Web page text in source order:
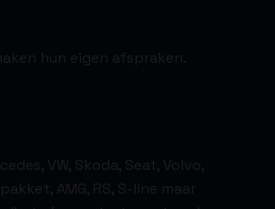
hun eigen afspraken.
VW, Skoda, Seat, Volvo,
AMG, RS, S-line maar